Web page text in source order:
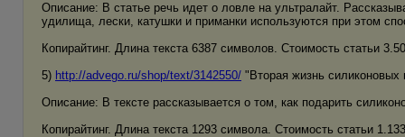
Описание: В статье речь идет о ловле на ультралайт.
удилища, лески, катушки и приманки используются при этом
Копирайтинг. Длина текста 6387 символов. Стоимость статьи
5) http://advego.ru/shop/text/3142550/ "Вторая жизнь силиконовых
Описание: В тексте рассказывается о том, как подарить
Копирайтинг. Длина текста 1293 символа. Стоимость статьи